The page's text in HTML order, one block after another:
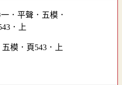
模．頁543．上